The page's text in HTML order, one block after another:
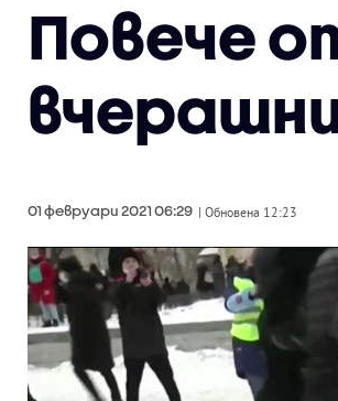
Повече
01 февруари 2021 06:29 | Обновена 12:23